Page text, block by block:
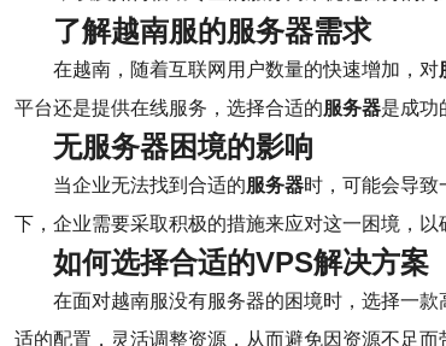
了解越南服的服务器需求
在越南，随着互联网用户数量的快速增加，对
平台还是提供在线服务，选择合适的服务器是成功
无服务器困境的影响
当企业无法找到合适的服务器时，可能会导
下，企业需要采取积极的措施来应对这一困境，以
如何选择合适的VPS解决方案
在面对越南服没有服务器的困境时，选择一款
适的配置，灵活调整资源，从而避免因资源不足